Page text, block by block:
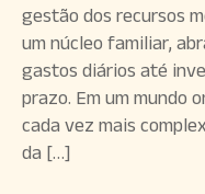
gestão dos recursos
um núcleo familiar,
gastos diários até
prazo. Em um mundo
cada vez mais
da […]